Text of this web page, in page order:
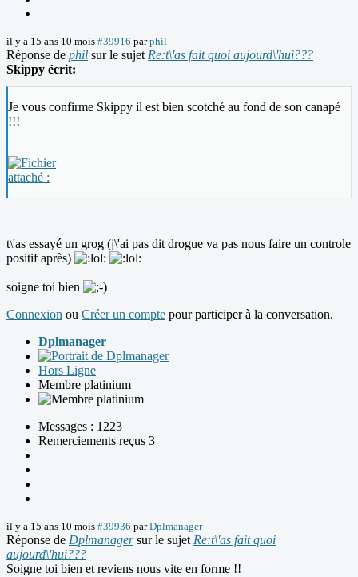
il y a 15 ans 10 mois #39916 parphil
Réponse de phil sur le sujet Re:t\'as fait quoi aujourd\'hui???
Skippy écrit:
Je vous confirme Skippy il est bien scotché au fond de son canapé
!!!
t\'as essayé un grog (j\'ai pas dit drogue va pas nous faire un controle
positif après)
soigne toi bien
Connexion ou Créer un compte pour participer à la conversation.
Dplmanager
Hors Ligne
Membre platinium
Messages : 1223
Remerciements reçus 3
il y a 15 ans 10 mois #39936 parDplmanager
Réponse de Dplmanagersur le sujet Re:t\'as fait quoi
aujourd\'hui???
Soigne toi bien et reviens nous vite en forme !!